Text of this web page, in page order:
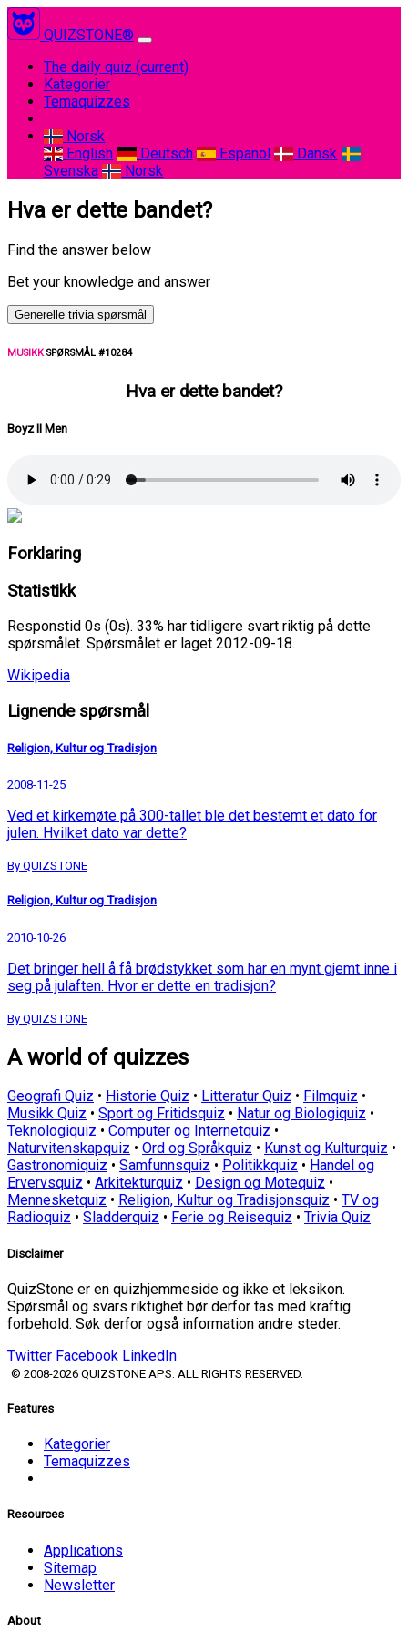
QUIZSTONE®
The daily quiz (current)
Kategorier
Temaquizzes
Norsk
English
Deutsch Espanol
Dansk
Svenska
Norsk
Hva er dette bandet?
Find the answer below
Bet your knowledge and answer
Generelle trivia spørsmål
MUSIKKSPØRSMÅL #10284
Hva er dette bandet?
Boyz II Men
Forklaring
Statistikk
Responstid 0s (0s). 33% har tidligere svart riktig på dette
spørsmålet. Spørsmålet er laget 2012-09-18.
Wikipedia
Lignende spørsmål
Religion, Kultur og Tradisjon
2008-11-25
Ved et kirkemøte på 300-tallet ble det bestemt et dato for
julen. Hvilket dato var dette?
By QUIZSTONE
Religion, Kultur og Tradisjon
2010-10-26
Det bringer hell å få brødstykket som har en mynt gjemt inne i
seg på julaften. Hvor er dette en tradisjon?
By QUIZSTONE
A world of quizzes
Geografi Quiz • Historie Quiz • Litteratur Quiz • Filmquiz •
Musikk Quiz • Sport og Fritidsquiz • Natur og Biologiquiz •
Teknologiquiz • Computer og Internetquiz •
Naturvitenskapquiz • Ord og Språkquiz • Kunst og Kulturquiz •
Gastronomiquiz • Samfunnsquiz • Politikkquiz • Handel og
Ervervsquiz • Arkitekturquiz • Design og Motequiz •
Mennesketquiz • Religion, Kultur og Tradisjonsquiz • TV og
Radioquiz • Sladderquiz • Ferie og Reisequiz • Trivia Quiz
Disclaimer
QuizStone er en quizhjemmeside og ikke et leksikon.
Spørsmål og svars riktighet bør derfor tas med kraftig
forbehold. Søk derfor også information andre steder.
Twitter Facebook LinkedIn
© 2008-2026 QUIZSTONE APS. ALL RIGHTS RESERVED.
Features
Kategorier
Temaquizzes
Resources
Applications
Sitemap
Newsletter
About